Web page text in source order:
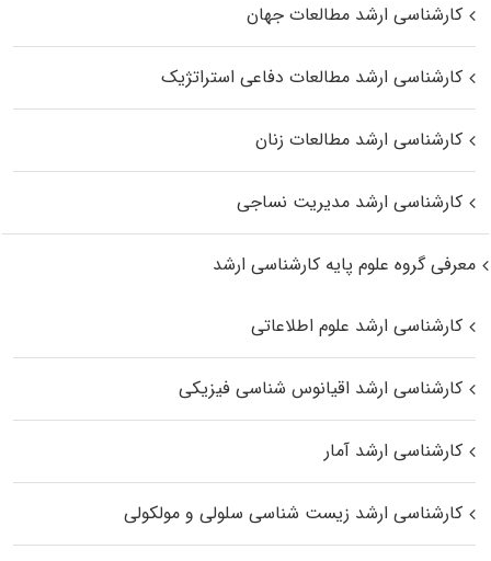
کارشناسی ارشد مطالعات جهان
کارشناسی ارشد مطالعات دفاعی استراتژیک
کارشناسی ارشد مطالعات زنان
کارشناسی ارشد مدیریت نساجی
معرفی گروه علوم پایه کارشناسی ارشد
کارشناسی ارشد علوم اطلاعاتی
کارشناسی ارشد اقیانوس‌ شناسی فیزیکی
کارشناسی ارشد آمار
کارشناسی ارشد زیست شناسی سلولی و مولکولی